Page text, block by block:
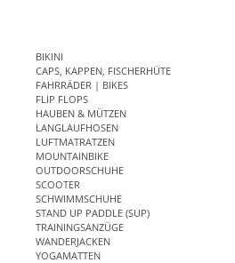
BIKINI
CAPS, KAPPEN, FISCHERHÜTE
FAHRRÄDER | BIKES
FLIP FLOPS
HAUBEN & MÜTZEN
LANGLAUFHOSEN
LUFTMATRATZEN
MOUNTAINBIKE
OUTDOORSCHUHE
SCOOTER
SCHWIMMSCHUHE
STAND UP PADDLE (SUP)
TRAININGSANZÜGE
WANDERJACKEN
YOGAMATTEN